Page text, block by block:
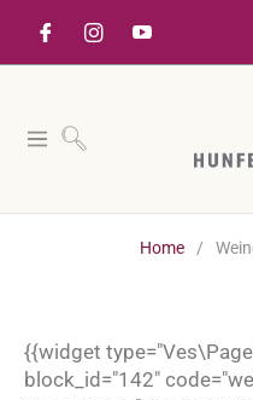
Navigation
Home /
{{widget
block_id="142"